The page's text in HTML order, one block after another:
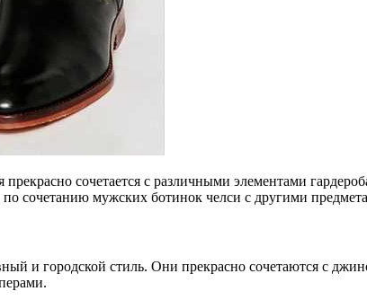
сочетается с различными элементами
сочетанию мужских ботинок челси с другими
и городской стиль. Они прекрасно сочетаются с